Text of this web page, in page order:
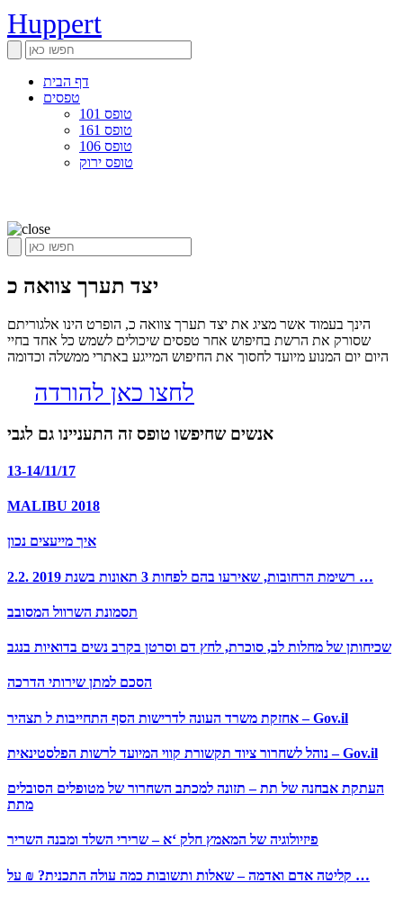
Huppert
דף הבית
טפסים
טופס 101
טופס 161
טופס 106
טופס ירוק
יצד תערך צוואה כ
הינך בעמוד אשר מציג את יצד תערך צוואה כ, הופרט הינו אלגוריתם
שסורק את הרשת בחיפוש אחר טפסים שיכולים לשמש כל אחד בחיי
היום יום המנוע מיועד לחסוך את החיפוש המייגע באתרי ממשלה וכדומה
לחצו כאן להורדה
אנשים שחיפשו טופס זה התעניינו גם לגבי
13-14/11/17
MALIBU 2018
איך מייעצים נכון
2.2. רשימת הרחובות, שאירעו בהם לפחות 3 תאונות בשנת 2019 …
תסמונת השרוול המסובב
שכיחותן של מחלות לב, סוכרת, לחץ דם וסרטן בקרב נשים בדואיות בנגב
הסכם למתן שירותי הדרכה
אחזקת משרד העונה לדרישות הסף התחייבות ל תצהיר – Gov.il
נוהל לשחרור ציוד תקשורת קווי המיועד לרשות הפלסטינאית – Gov.il
העתקת אבחנה של תת – תזונה למכתב השחרור של מטופלים הסובלים
מתת
פיזיולוגיה של המאמץ חלק ‘א – שרירי השלד ומבנה השריר
קליטה אדם ואדמה – שאלות ותשובות כמה עולה התכנית? ₪ על …